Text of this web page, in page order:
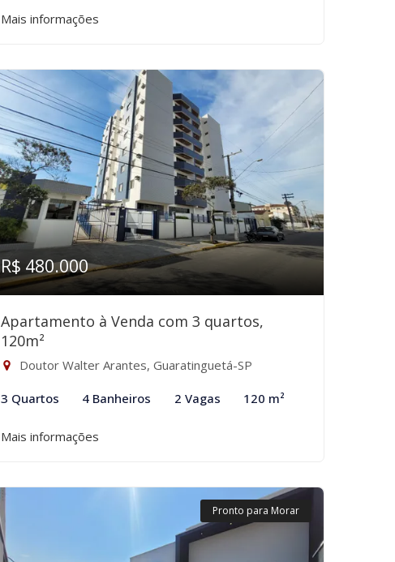
Mais informações
R$ 480.000
Apartamento à Venda com 3 quartos,
120m²
Doutor Walter Arantes, Guaratinguetá-SP
3 Quartos 4 Banheiros 2 Vagas 120 m²
Mais informações
Pronto para Morar